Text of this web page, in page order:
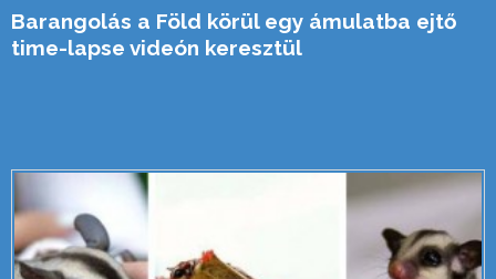
Barangolás a Föld körül egy ámulatba ejtő
time-lapse videón keresztül